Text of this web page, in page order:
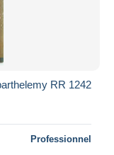
RR 1242
Professionnel